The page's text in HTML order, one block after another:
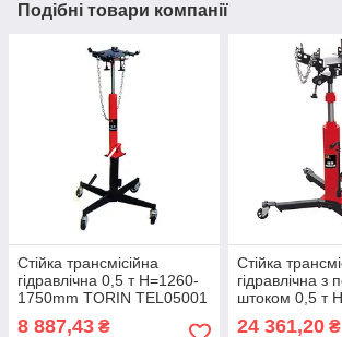
Подібні товари компанії
Стійка трансмісійна
гідравлічна 0,5 т Н=1260-
1750mm TORIN TEL05001
8 887,43 ₴
Стійка
гідравлічна з
штоком 0,5 т
24 361,20₴